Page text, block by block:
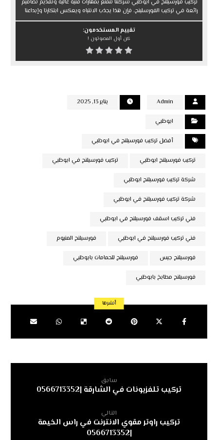
تركيب فورسيلنج في ابوظبي شركتنا تتمتع بمهارات فنية عالية وتقديم تصاميم
رائعة في تركيب الفورسلينج، فإن هذا يجذب الانتباه ويعكس ابتكارنا وإبداعنا
تقييم المستخدمون:
كن أول المصوتون !
Admin يناير 13, 2025
ابوظبي
أفضل تركيب فورسيلنج في ابوظبي
تركيب فورسيلنج ابوظبي تركيب فورسيلنج في ابوظبي
شركة تركيب فورسيلنج ابوظبي
شركة تركيب فورسيلنج في ابوظبي
فني تركيب اسقف فورسيلنج في ابوظبي
فني تركيب فورسيلنج في ابوظبي فورسيلنج المنيوم
فورسيلنج جبس فورسيلنج للحمامات بابوظبي
فورسيلنج مطابخ بابوظبي
سابق
تركيب تلفزيونات في الشارقة |0566713352
التالي
تركيب راوتر مقوي الانترنت في راس الخيمة
|0566713352